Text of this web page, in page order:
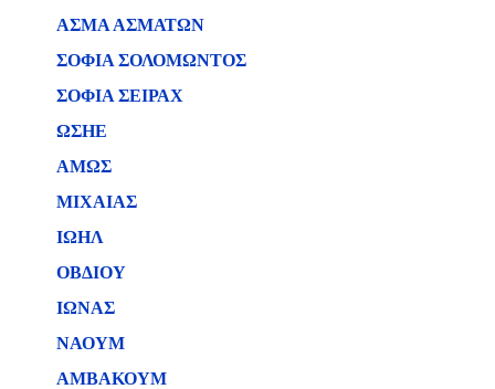
ΑΣΜΑ ΑΣΜΑΤΩΝ
ΣΟΦΙΑ ΣΟΛΟΜΩΝΤΟΣ
ΣΟΦΙΑ ΣΕΙΡΑΧ
ΩΣΗΕ
ΑΜΩΣ
ΜΙΧΑΙΑΣ
ΙΩΗΛ
ΟΒΔΙΟΥ
ΙΩΝΑΣ
ΝΑΟΥΜ
ΑΜΒΑΚΟΥΜ